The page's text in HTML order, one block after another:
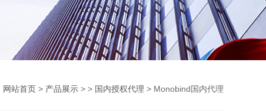
网站首页 > 产品展示 > > 国内授权代理 > Monobind国内代理